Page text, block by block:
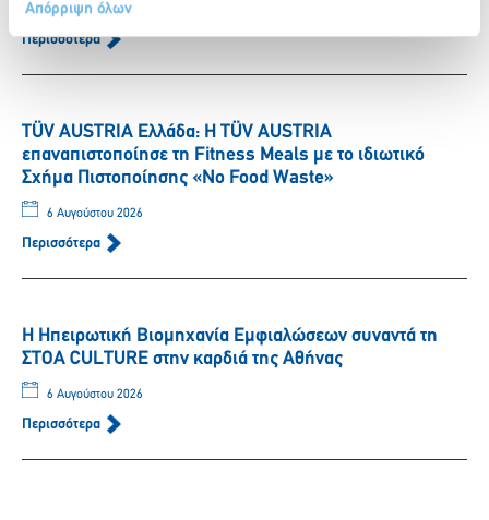
Απόρριψη όλων
6 Αυγούστου 2026
Περισσότερα
TÜV AUSTRIA Ελλάδα: Η TÜV AUSTRIA
επαναπιστοποίησε τη Fitness Meals με το ιδιωτικό
Σχήμα Πιστοποίησης «No Food Waste»
6 Αυγούστου 2026
Περισσότερα
Η Ηπειρωτική Βιομηχανία Εμφιαλώσεων συναντά τη
ΣΤΟΑ CULTURE στην καρδιά της Αθήνας
6 Αυγούστου 2026
Περισσότερα